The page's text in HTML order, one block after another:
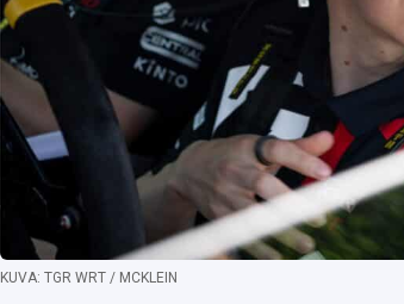
KUVA: TGR WRT / MCKLEIN